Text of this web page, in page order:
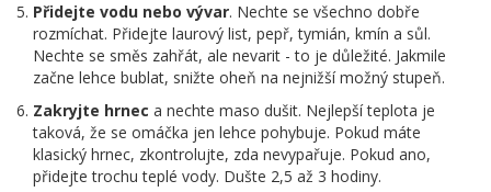
Přidejte vodu nebo vývar. Nechte se všechno dobře
rozmíchat. Přidejte laurový list, pepř, tymián, kmín a sůl.
Nechte se směs zahřát, ale nevarit - to je důležité. Jakmile
začne lehce bublat, snižte oheň na nejnižší možný stupeň.
Zakryjte hrnec a nechte maso dušit. Nejlepší teplota je
taková, že se omáčka jen lehce pohybuje. Pokud máte
klasický hrnec, zkontrolujte, zda nevypařuje. Pokud ano,
přidejte trochu teplé vody. Dušte 2,5 až 3 hodiny.